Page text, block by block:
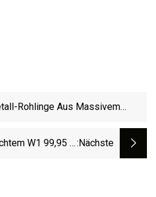
Rohlinge Aus Massivem
W1 99,95 %:nächste